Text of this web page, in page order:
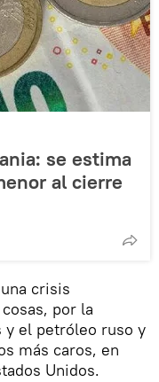
se estima
al cierre
crisis
por la
y el petróleo ruso y
más caros, en
Unidos.